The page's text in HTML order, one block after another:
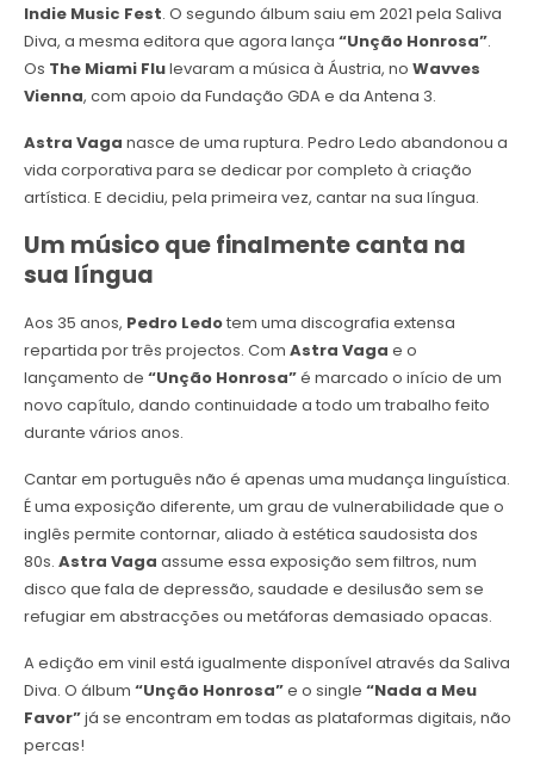
Indie Music Fest. O segundo álbum saiu em 2021 pela Saliva
Diva, a mesma editora que agora lança “Unção Honrosa”.
Os The Miami Flulevaram a música à Áustria, no Wavves
Vienna, com apoio da Fundação GDA e da Antena 3.
Astra Vaga nasce de uma ruptura. Pedro Ledo abandonou a
vida corporativa para se dedicar por completo à criação
artística. E decidiu, pela primeira vez, cantar na sua língua.
Um músico que finalmente canta na
sua língua
Aos 35 anos, Pedro Ledotem uma discografia extensa
repartida por três projectos. Com Astra Vaga e o
lançamento de “Unção Honrosa”é marcado o início de um
novo capítulo, dando continuidade a todo um trabalho feito
durante vários anos.
Cantar em português não é apenas uma mudança linguística.
É uma exposição diferente, um grau de vulnerabilidade que o
inglês permite contornar, aliado à estética saudosista dos
80s. Astra Vaga assume essa exposição sem filtros, num
disco que fala de depressão, saudade e desilusão sem se
refugiar em abstracções ou metáforas demasiado opacas.
A edição em vinil está igualmente disponível através da Saliva
Diva. O álbum “Unção Honrosa”e o single “Nada a Meu
Favor”já se encontram em todas as plataformas digitais, não
percas!